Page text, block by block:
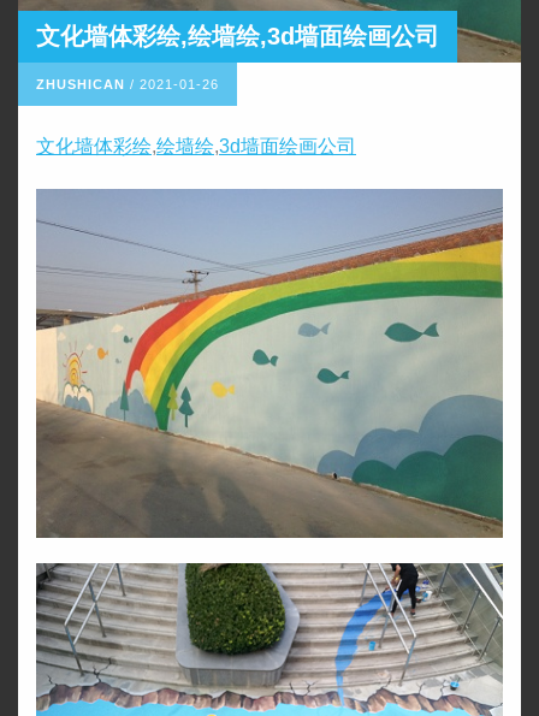
文化墙体彩绘,绘墙绘,3d墙面绘画公司
ZHUSHICAN / 2021-01-26
文化墙体彩绘,绘墙绘,3d墙面绘画公司